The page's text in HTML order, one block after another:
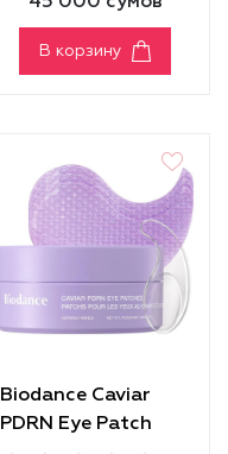
В корзину
Biodance Caviar
PDRN Eye Patch